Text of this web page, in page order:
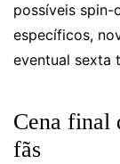
possíveis spin-
específicos,
eventual sexta
Cena final
fãs